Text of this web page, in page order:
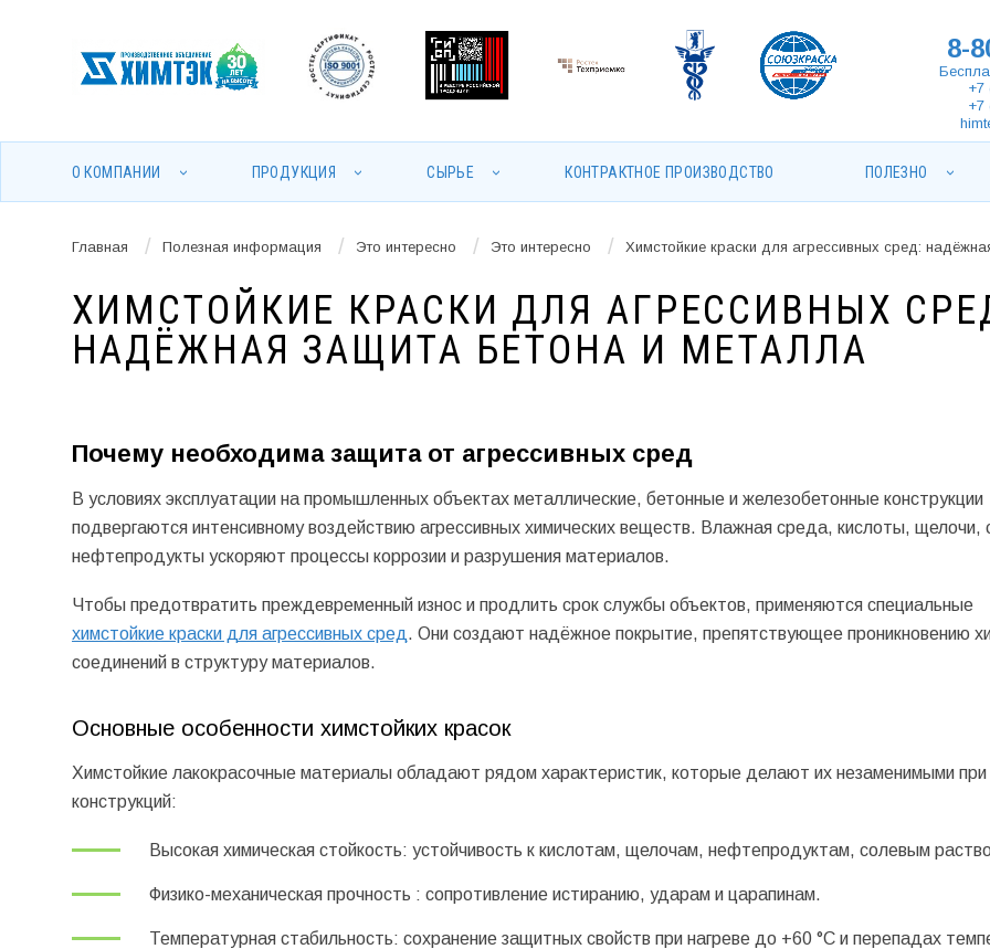
8-
+7
+7
О КОМПАНИИ ПРОДУКЦИЯ СЫРЬЕ КОНТРАКТНОЕ ПРОИЗВОДСТВО ПОЛЕЗНО
Главная / Полезная информация / Это интересно / Это интересно / Химстойкие краски для агрессивных сред:
ХИМСТОЙКИЕ КРАСКИ ДЛЯ АГРЕССИВНЫХ
НАДЁЖНАЯ ЗАЩИТА БЕТОНА И МЕТАЛЛА
Почему необходима защита от агрессивных сред
В условиях эксплуатации на промышленных объектах металлические, бетонные и железобетонные конструкции
подвергаются интенсивному воздействию агрессивных химических веществ. Влажная среда, кислоты, щелочи,
нефтепродукты ускоряют процессы коррозии и разрушения материалов.
Чтобы предотвратить преждевременный износ и продлить срок службы объектов, применяются специальные
химстойкие краски для агрессивных сред. Они создают надёжное покрытие, препятствующее проникновению
соединений в структуру материалов.
Основные особенности химстойких красок
Химстойкие лакокрасочные материалы обладают рядом характеристик, которые делают их незаменимыми
конструкций:
Высокая химическая стойкость: устойчивость к кислотам, щелочам, нефтепродуктам, солевым
Физико-механическая прочность : сопротивление истиранию, ударам и царапинам.
Температурная стабильность: сохранение защитных свойств при нагреве до +60 °C и перепадах